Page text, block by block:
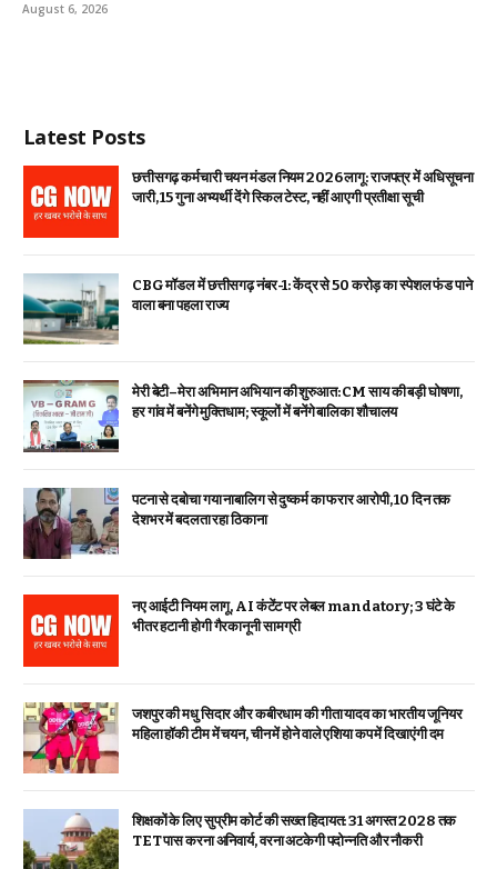
August 6, 2026
Latest Posts
छत्तीसगढ़ कर्मचारी चयन मंडल नियम 2026 लागू: राजपत्र में अधिसूचना
जारी, 15 गुना अभ्यर्थी देंगे स्किल टेस्ट, नहीं आएगी प्रतीक्षा सूची
CBG मॉडल में छत्तीसगढ़ नंबर-1: केंद्र से ₹50 करोड़ का स्पेशल फंड पाने
वाला बना पहला राज्य
मेरी बेटी–मेरा अभिमान अभियान की शुरुआत: CM साय की बड़ी घोषणा,
हर गांव में बनेंगे मुक्तिधाम; स्कूलों में बनेंगे बालिका शौचालय
पटना से दबोचा गया नाबालिग से दुष्कर्म का फरार आरोपी, 10 दिन तक
देशभर में बदलता रहा ठिकाना
नए आईटी नियम लागू, AI कंटेंट पर लेबल mandatory; 3 घंटे के
भीतर हटानी होगी गैरकानूनी सामग्री
जशपुर की मधु सिदार और कबीरधाम की गीता यादव का भारतीय जूनियर
महिला हॉकी टीम में चयन, चीन में होने वाले एशिया कप में दिखाएंगी दम
शिक्षकों के लिए सुप्रीम कोर्ट की सख्त हिदायत: 31 अगस्त 2028 तक
TET पास करना अनिवार्य, वरना अटकेगी पदोन्नति और नौकरी